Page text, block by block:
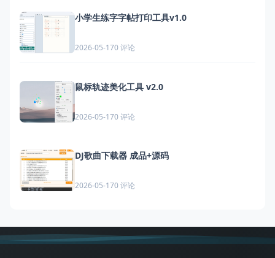
小学生练字字帖打印工具v1.0
2026-05-170 评论
鼠标轨迹美化工具 v2.0
2026-05-170 评论
DJ歌曲下载器 成品+源码
2026-05-170 评论